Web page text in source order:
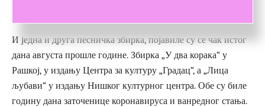
И једна и друга песничка збирка, појавиле су се чак истог
дана августа прошле године. Збирка „У два корака“ у
Рашкој, у издању Центра за културу „Градац“, а „Лица
љубави“ у издању Нишког културног центра. Обе су биле
годину дана заточенице коронавируса и ванредног стања.